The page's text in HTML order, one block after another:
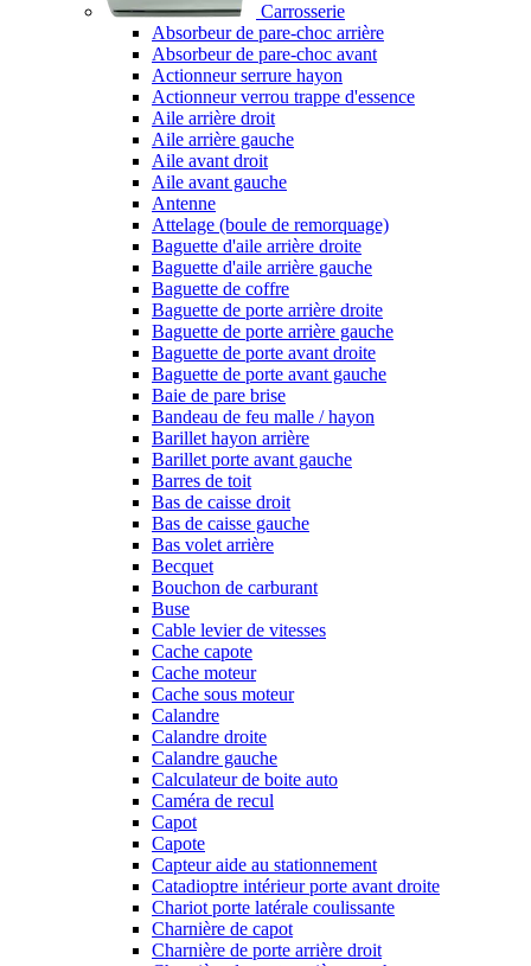
Carrosserie
Absorbeur de pare-choc arrière
Absorbeur de pare-choc avant
Actionneur serrure hayon
Actionneur verrou trappe d'essence
Aile arrière droit
Aile arrière gauche
Aile avant droit
Aile avant gauche
Antenne
Attelage (boule de remorquage)
Baguette d'aile arrière droite
Baguette d'aile arrière gauche
Baguette de coffre
Baguette de porte arrière droite
Baguette de porte arrière gauche
Baguette de porte avant droite
Baguette de porte avant gauche
Baie de pare brise
Bandeau de feu malle / hayon
Barillet hayon arrière
Barillet porte avant gauche
Barres de toit
Bas de caisse droit
Bas de caisse gauche
Bas volet arrière
Becquet
Bouchon de carburant
Buse
Cable levier de vitesses
Cache capote
Cache moteur
Cache sous moteur
Calandre
Calandre droite
Calandre gauche
Calculateur de boite auto
Caméra de recul
Capot
Capote
Capteur aide au stationnement
Catadioptre intérieur porte avant droite
Chariot porte latérale coulissante
Charnière de capot
Charnière de porte arrière droit